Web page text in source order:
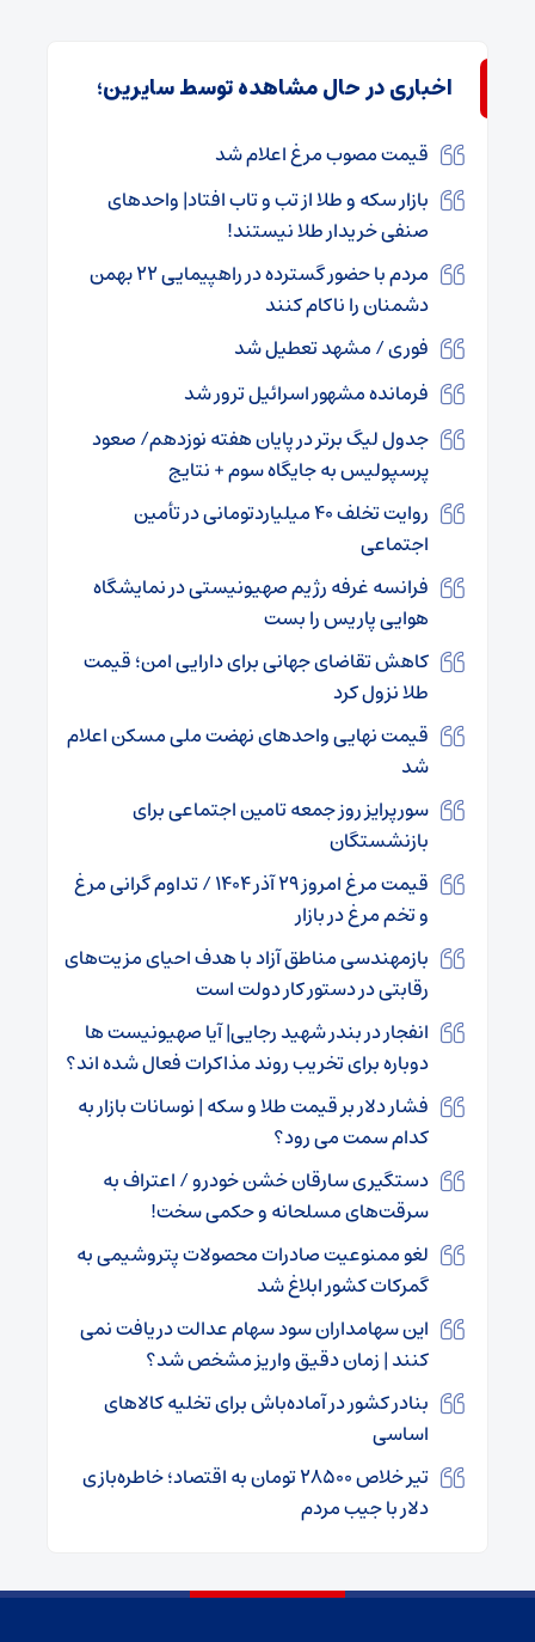
اخباری در حال مشاهده توسط سایرین؛
قیمت مصوب مرغ اعلام شد
بازار سکه و طلا از تب و تاب افتاد| واحدهای
صنفی خریدار طلا نیستند!
مردم با حضور گسترده در راهپیمایی ۲۲ بهمن
دشمنان را ناکام کنند
فوری / مشهد تعطیل شد
فرمانده مشهور اسرائیل ترور شد
جدول لیگ برتر در پایان هفته نوزدهم/ صعود
پرسپولیس به جایگاه سوم + نتایج
روایت تخلف ۴۰ میلیاردتومانی در تأمین
اجتماعی
فرانسه غرفه رژیم صهیونیستی در نمایشگاه
هوایی پاریس را بست
کاهش تقاضای جهانی برای دارایی امن؛ قیمت
طلا نزول کرد
قیمت نهایی واحدهای نهضت ملی مسکن اعلام
شد
سورپرایز روز جمعه تامین اجتماعی برای
بازنشستگان
قیمت مرغ امروز ۲۹ آذر ۱۴۰۴ / تداوم گرانی مرغ
و تخم مرغ در بازار
بازمهندسی مناطق آزاد با هدف احیای مزیت‌های
رقابتی در دستور کار دولت است
انفجار در بندر شهید رجایی| آیا صهیونیست ها
دوباره برای تخریب روند مذاکرات فعال شده اند؟
فشار دلار بر قیمت طلا و سکه | نوسانات بازار به
کدام سمت می رود؟
دستگیری سارقان خشن خودرو / اعتراف به
سرقت‌های مسلحانه و حکمی سخت!
لغو ممنوعیت صادرات محصولات پتروشیمی به
گمرکات کشور ابلاغ شد
این سهامداران سود سهام عدالت دریافت نمی
کنند | زمان دقیق واریز مشخص شد؟
بنادر کشور در آماده‌باش برای تخلیه کالاهای
اساسی
تیر خلاص ۲۸۵۰۰ تومان به اقتصاد؛ خاطره‌بازی
دلار با جیب مردم